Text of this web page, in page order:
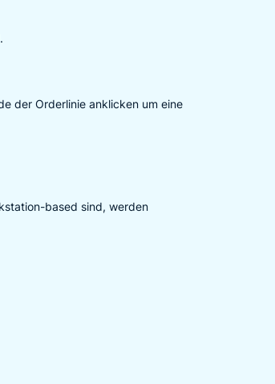
der Orderlinie anklicken um eine
based sind, werden